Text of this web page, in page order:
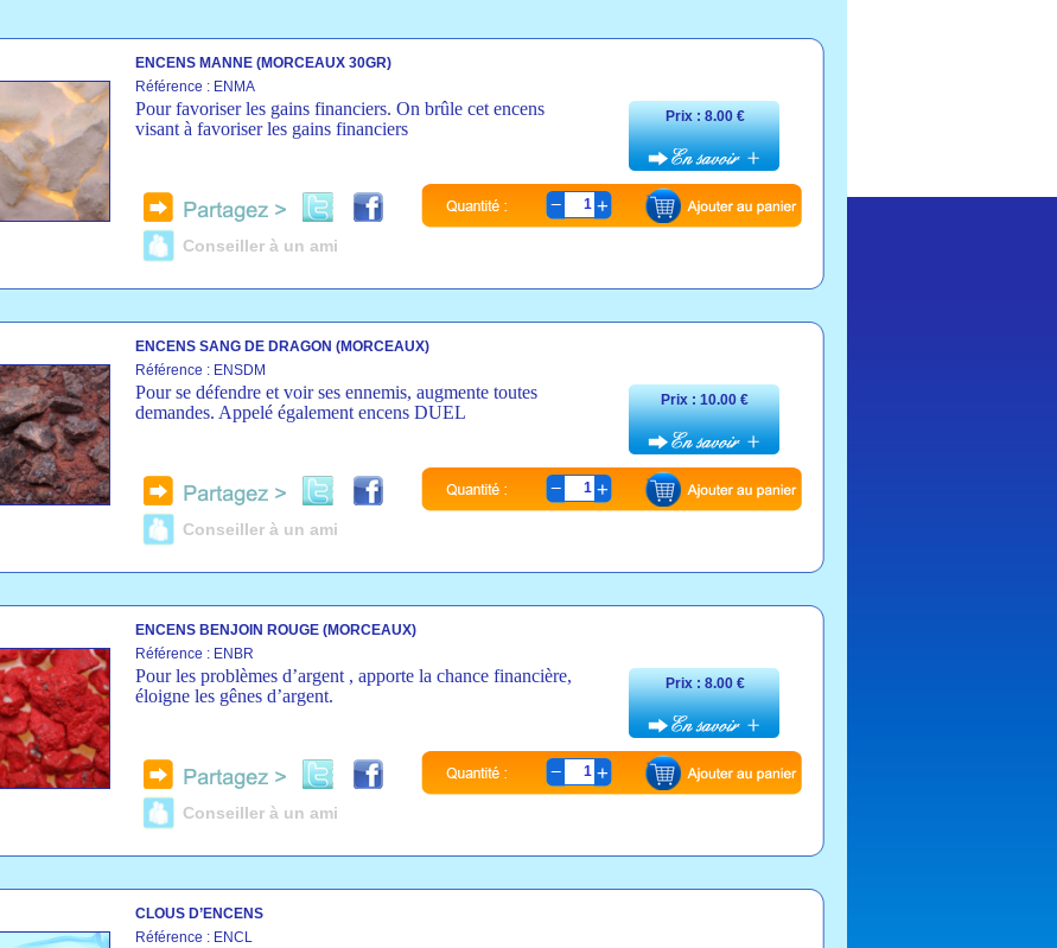
ENCENS MANNE (MORCEAUX 30GR)
Référence : ENMA
Pour favoriser les gains financiers. On brûle cet encens
visant à favoriser les gains financiers
Prix : 8.00 €
1
Conseiller à un ami
ENCENS SANG DE DRAGON (MORCEAUX)
Référence : ENSDM
Pour se défendre et voir ses ennemis, augmente toutes
demandes. Appelé également encens DUEL
Prix : 10.00 €
1
Conseiller à un ami
ENCENS BENJOIN ROUGE (MORCEAUX)
Référence : ENBR
Pour les problèmes d’argent , apporte la chance financière,
éloigne les gênes d’argent.
Prix : 8.00 €
1
Conseiller à un ami
CLOUS D’ENCENS
Référence : ENCL